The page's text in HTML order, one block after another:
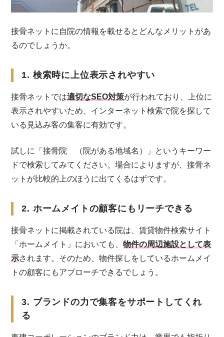
接骨ネットに自院の情報を載せるとどんなメリットがあ
るのでしょうか。
1. 検索時に上位表示されやすい
接骨ネットでは適切なSEO対策が行われており、上位に
表示されやすいため、インターネット検索で院を探して
いる見込み客の集客に有効です。
試しに「接骨院 （院がある地域名）」というキーワー
ドで検索してみてください。場合によりますが、接骨ネ
ットが比較的上のほうに出てくるはずです。
2. ホームメイトの顧客にもリーチできる
接骨ネットに掲載されている院は、賃貸物件検索サイト
「ホームメイト」においても、物件の周辺施設として表
示されます。そのため、物件探しをしているホームメイ
トの顧客にもアプローチできるでしょう。
3. ブランドの力で集客をサポートしてくれ
る